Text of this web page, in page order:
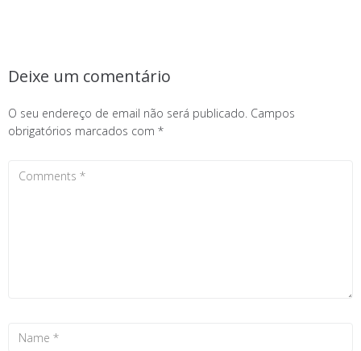
Deixe um comentário
O seu endereço de email não será publicado. Campos
obrigatórios marcados com *